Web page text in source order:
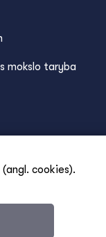
mokslo taryba
cookies).